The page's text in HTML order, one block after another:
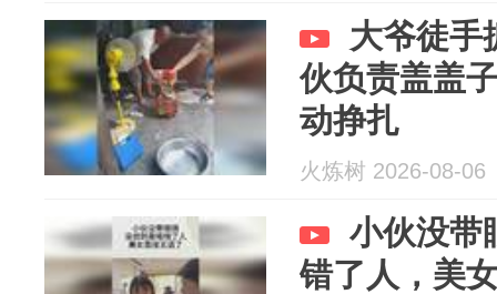
大爷徒手
伙负责盖盖
动挣扎
火炼树 2026-08-06
小伙没带
错了人，美